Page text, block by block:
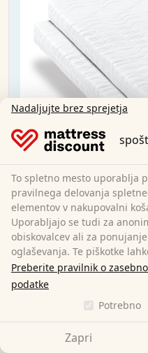
CloudComfort
Velikost:
Material:
Skupna višina:
Stopnja trdote:
Nadaljujte brez sprejetja
To spletno mesto uporablja
pravilnega delovanja
elementov v nakupovalni
Uporabljajo se tudi za
obiskovalcev ali za
oglaševanja. Te piškotke
Preberite pravilnik o
podatke
Potrebno
Zapri